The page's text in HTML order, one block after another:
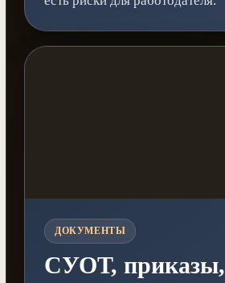
ДОКУМЕНТЫ
СУОТ, приказы,